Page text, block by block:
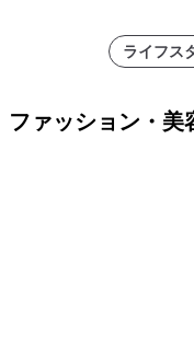
ライフス
ファッション・美